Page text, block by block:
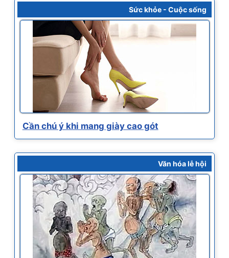
Sức khỏe - Cuộc sống
Cần chú ý khi mang giày cao gót
Văn hóa lễ hội